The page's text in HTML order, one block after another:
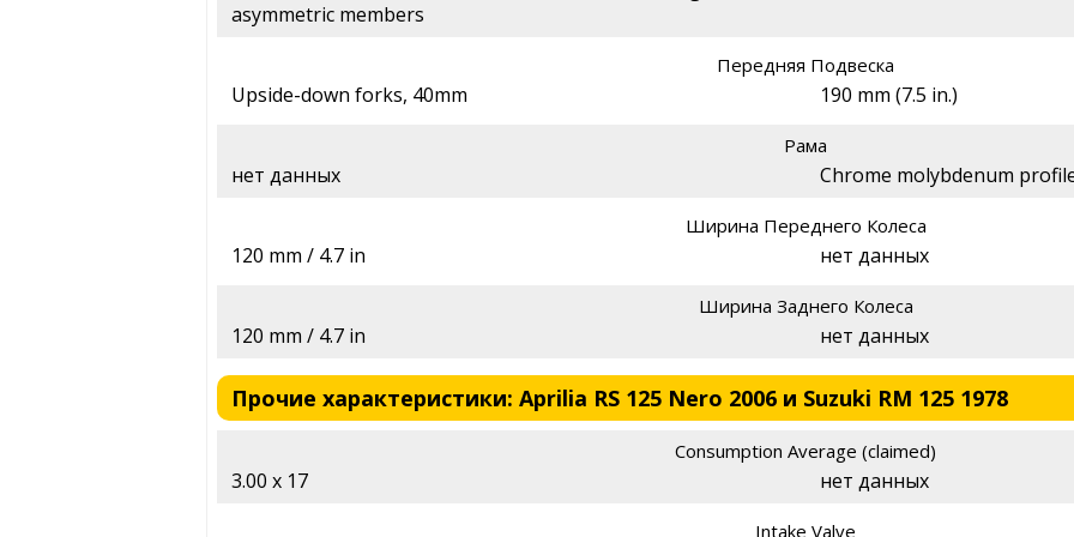
asymmetric members
Передняя Подвеска
Upside-down forks, 40mm 190 mm (7.5 in.)
Рама
нет данных Chrome molybdenum
Ширина Переднего Колеса
120 mm / 4.7 in нет данных
Ширина Заднего Колеса
120 mm / 4.7 in нет данных
Прочие характеристики: Aprilia RS 125 Nero 2006 и Suzuki RM 125 1978
Consumption Average (claimed)
3.00 x 17 нет данных
Intake Valve